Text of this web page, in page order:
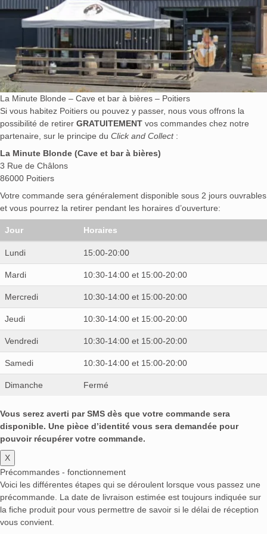
La Minute Blonde – Cave et bar à bières – Poitiers
Si vous habitez Poitiers ou pouvez y passer, nous vous offrons la
possibilité de retirer GRATUITEMENT vos commandes chez notre
partenaire, sur le principe du Click and Collect:
La Minute Blonde (Cave et bar à bières)
3 Rue de Châlons
86000 Poitiers
Votre commande sera généralement disponible sous 2 jours ouvrables
et vous pourrez la retirer pendant les horaires d’ouverture:
Jour Horaires
Lundi 15:00-20:00
Mardi 10:30-14:00 et 15:00-20:00
Mercredi 10:30-14:00 et 15:00-20:00
Jeudi 10:30-14:00 et 15:00-20:00
Vendredi 10:30-14:00 et 15:00-20:00
Samedi 10:30-14:00 et 15:00-20:00
Dimanche Fermé
Vous serez averti par SMS dès que votre commande sera
disponible. Une pièce d’identité vous sera demandée pour
pouvoir récupérer votre commande.
X
Précommandes - fonctionnement
Voici les différentes étapes qui se déroulent lorsque vous passez une
précommande. La date de livraison estimée est toujours indiquée sur
la fiche produit pour vous permettre de savoir si le délai de réception
vous convient.